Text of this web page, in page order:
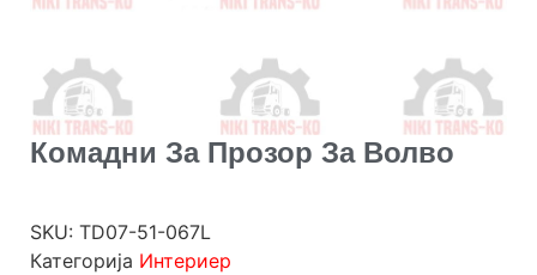
Комадни За Прозор За Волво
SKU: TD07-51-067L
Категорија Интериер